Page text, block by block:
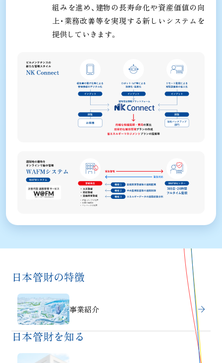
組みを進め、 建物の長寿命化や資産価値の向
上・業務改善等を実現する新しいシステムを
提供していきます。
日本管財の特徴
事業紹介
日本管財を知る